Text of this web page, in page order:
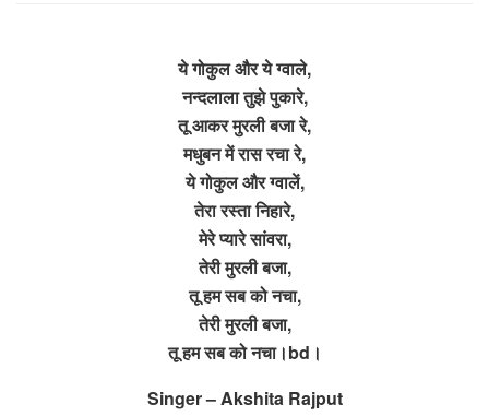
ये गोकुल और ये ग्वाले,
नन्दलाला तुझे पुकारे,
तू आकर मुरली बजा रे,
मधुबन में रास रचा रे,
ये गोकुल और ग्वालें,
तेरा रस्ता निहारे,
मेरे प्यारे सांवरा,
तेरी मुरली बजा,
तू हम सब को नचा,
तेरी मुरली बजा,
तू हम सब को नचा।bd।
Singer – Akshita Rajput